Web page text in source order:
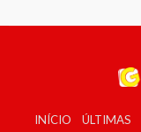
INÍCIO ÚLTIMAS